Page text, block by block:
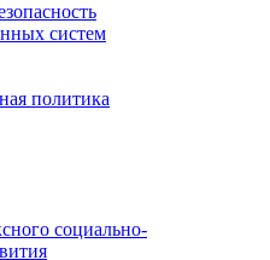
систем
политика
социально-